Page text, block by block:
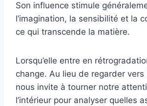
Son influence stimule
l’imagination, la sensibilité et la
ce qui transcende la matière.
Lorsqu’elle entre en
change. Au lieu de regarder vers
nous invite à tourner notre
l’intérieur pour analyser quelles